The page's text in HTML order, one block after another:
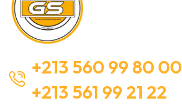
+213 560 99 80 00
+213 561 99 21 22